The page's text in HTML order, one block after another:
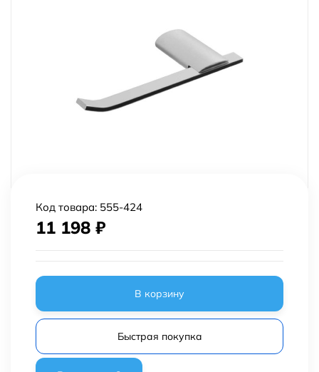
Код товара: 555-424
11 198 ₽
В корзину
Быстрая покупка